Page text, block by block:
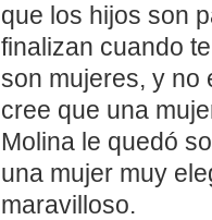
que los hijos son
finalizan cuando
son mujeres, y no
cree que una
Molina le quedó
una mujer muy
maravilloso.